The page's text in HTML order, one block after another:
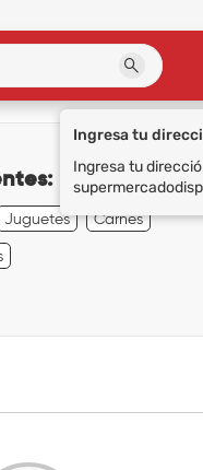
Ingresa tu
Ingresa tu
supermercado
Juguetes Carnes